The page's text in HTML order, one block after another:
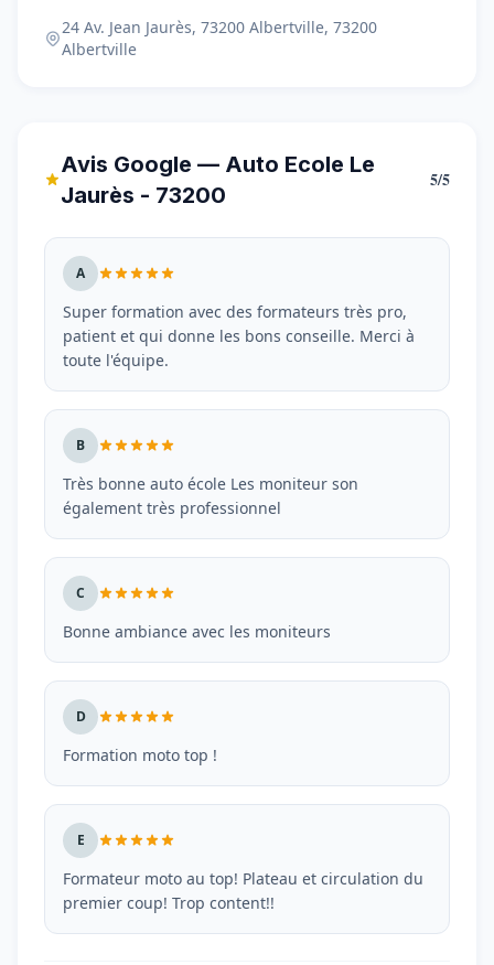
24 Av. Jean Jaurès, 73200 Albertville, 73200
Albertville
Avis Google — Auto Ecole Le
Jaurès - 73200
5/5
A
Super formation avec des formateurs très pro,
patient et qui donne les bons conseille. Merci à
toute l'équipe.
B
Très bonne auto école Les moniteur son
également très professionnel
C
Bonne ambiance avec les moniteurs
D
Formation moto top !
E
Formateur moto au top! Plateau et circulation du
premier coup! Trop content!!